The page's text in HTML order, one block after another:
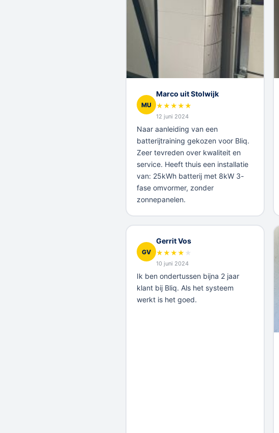
MU
Marco uit Stolwijk
★★★★★
12 juni 2024
Naar aanleiding van een
batterijtraining gekozen voor Bliq.
Zeer tevreden over kwaliteit en
service. Heeft thuis een installatie
van: 25kWh batterij met 8kW 3-
fase omvormer, zonder
zonnepanelen.
GV
Gerrit Vos
★★★★ ★
10 juni 2024
Ik ben ondertussen bijna 2 jaar
klant bij Bliq. Als het systeem
werkt is het goed.